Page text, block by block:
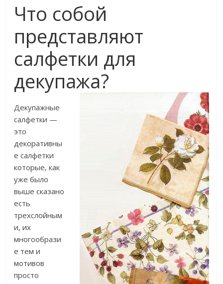
Что собой
представляют
салфетки для
декупажа?
Декупажные
салфетки —
это
декоративны
е салфетки
которые, как
уже было
выше сказано
есть
трехслойным
и, их
многообрази
е тем и
мотивов
просто